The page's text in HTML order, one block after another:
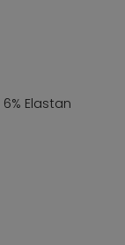
Elastan